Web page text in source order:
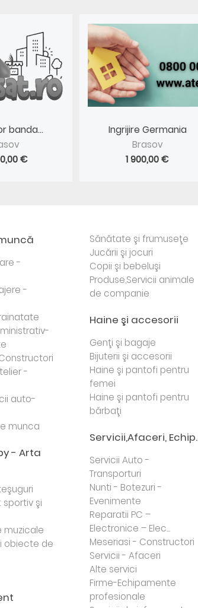
banda...
€
Ingrijire Germania
Brasov
1 900,00 €
-
-
-
auto-
munca
- Arta
sportiv şi
muzicale
obiecte de
Sănătate şi frumuseţe
Jucării şi jocuri
Copii şi bebeluşi
Produse,Servicii animale
de companie
Haine şi accesorii
Genţi şi bagaje
Bijuterii şi accesorii
Haine şi pantofi pentru
femei
Haine şi pantofi pentru
bărbaţi
Servicii,Afaceri, Echip.
Servicii Auto -
Transporturi
Nunti - Botezuri -
Evenimente
Reparatii PC –
Electronice – Elec...
Meseriasi - Constructori
Servicii - Afaceri
Alte servici
Firme-Echipamente
profesionale